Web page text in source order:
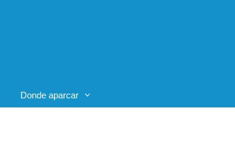
Donde aparcar